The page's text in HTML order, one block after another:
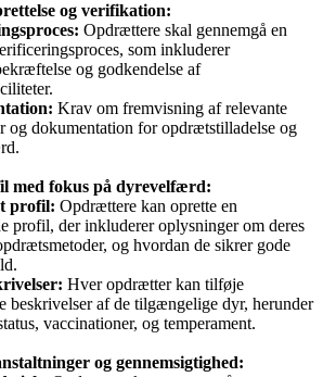
og verifikation:
Opdrættere skal gennemgå en
som inkluderer
og godkendelse af
Krav om fremvisning af relevante
og dokumentation for opdrætstilladelse og
med fokus på dyrevelfærd:
profil: Opdrættere kan oprette en
profil, der inkluderer oplysninger om deres
og hvordan de sikrer gode
Hver opdrætter kan tilføje
beskrivelser af de tilgængelige dyr, herunder
vaccinationer, og temperament.
og gennemsigtighed: